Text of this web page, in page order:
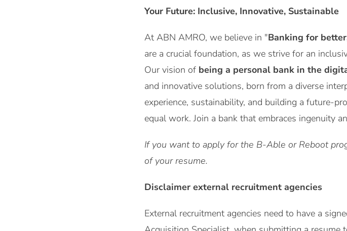
Your Future: Inclusive, Innovative, Sustainable
At ABN AMRO, we believe in "Banking for
are a crucial foundation, as we strive for an
Our vision of being a personal bank in the
and innovative solutions, born from a diverse
experience, sustainability, and building a future-
equal work. Join a bank that embraces ingenuity
If you want to apply for the B-Able or Reboot
of your resume.
Disclaimer external recruitment agencies
External recruitment agencies need to have a